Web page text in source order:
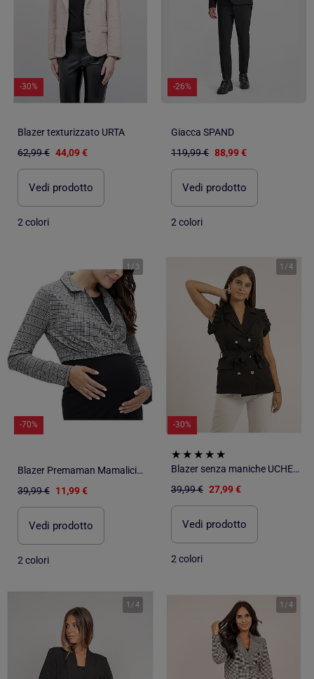
-30%
Blazer texturizzato URTA
62,99 € 44,09 €
Vedi prodotto
2 colori
-26%
Giacca SPAND
119,99 € 88,99 €
Vedi prodotto
2 colori
1 / 3
-70%
Blazer Premaman Mamalicious da Donna
39,99 € 11,99 €
Vedi prodotto
2 colori
1 /4
-30%
Blazer senza maniche UCHENA
39,99 € 27,99 €
Vedi prodotto
2 colori
1 /4 1 /4